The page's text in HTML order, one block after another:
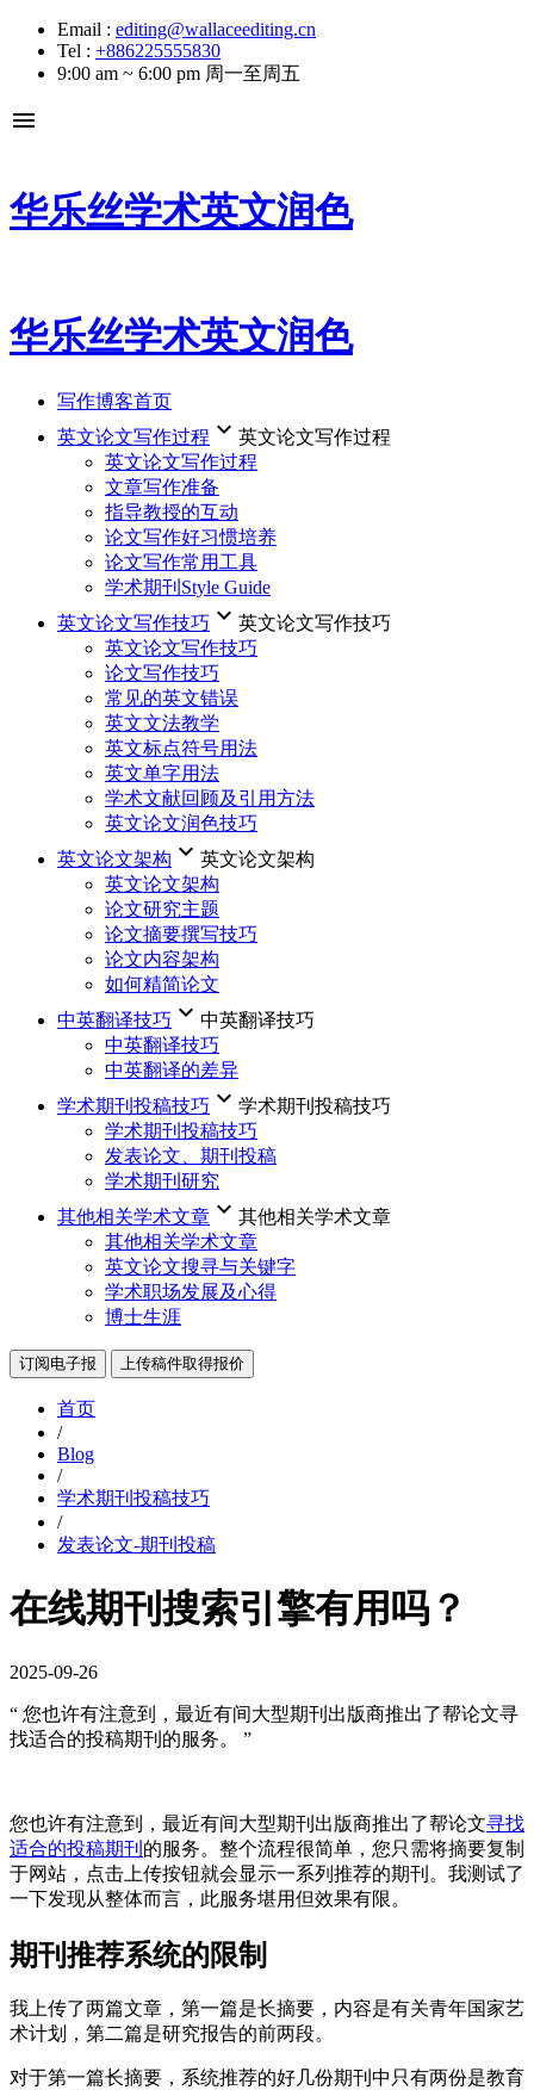
Email : editing@wallaceediting.cn
Tel : +886225555830
9:00 am ~ 6:00 pm 周一至周五
menu
华乐丝学术英文润色
华乐丝学术英文润色
写作博客首页
英文论文写作过程 keyboard_arrow_down 英文论文写作过程
英文论文写作过程
文章写作准备
指导教授的互动
论文写作好习惯培养
论文写作常用工具
学术期刊Style Guide
英文论文写作技巧 keyboard_arrow_down 英文论文写作技巧
英文论文写作技巧
论文写作技巧
常见的英文错误
英文文法教学
英文标点符号用法
英文单字用法
学术文献回顾及引用方法
英文论文润色技巧
英文论文架构 keyboard_arrow_down 英文论文架构
英文论文架构
论文研究主题
论文摘要撰写技巧
论文内容架构
如何精简论文
中英翻译技巧 keyboard_arrow_down 中英翻译技巧
中英翻译技巧
中英翻译的差异
学术期刊投稿技巧 keyboard_arrow_down 学术期刊投稿技巧
学术期刊投稿技巧
发表论文、期刊投稿
学术期刊研究
其他相关学术文章 keyboard_arrow_down 其他相关学术文章
其他相关学术文章
英文论文搜寻与关键字
学术职场发展及心得
博士生涯
订阅电子报 上传稿件取得报价
首页
/
Blog
/
学术期刊投稿技巧
/
发表论文-期刊投稿
在线期刊搜索引擎有用吗？
2025-09-26
“ 您也许有注意到，最近有间大型期刊出版商推出了帮论文寻
找适合的投稿期刊的服务。 ”
您也许有注意到，最近有间大型期刊出版商推出了帮论文寻找
适合的投稿期刊 的服务。整个流程很简单，您只需将摘要复制
于网站，点击上传按钮就会显示一系列推荐的期刊。我测试了
一下发现从整体而言，此服务堪用但效果有限。
期刊推荐系统的限制
我上传了两篇文章，第一篇是长摘要，内容是有关青年国家艺
术计划，第二篇是研究报告的前两段。
对于第一篇长摘要，系统推荐的好几份期刊中只有两份是教育